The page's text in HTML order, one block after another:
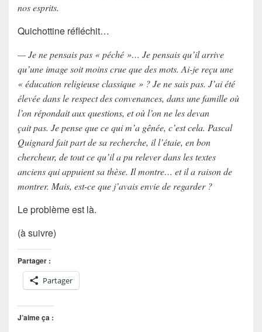
nos esprits.
Quichottine réfléchit…
— Je ne pensais pas « péché »… Je pensais qu’il arrive
qu’une image soit moins crue que des mots. Ai-je reçu une
« éducation religieuse classique » ? Je ne sais pas. J’ai été
élevée dans le respect des convenances, dans une famille où
l’on répondait aux questions, et où l’on ne les devan
çait pas. Je pense que ce qui m’a gênée, c’est cela. Pascal
Quignard fait part de sa recherche, il l’étaie, en bon
chercheur, de tout ce qu’il a pu relever dans les textes
anciens qui appuient sa thèse. Il montre… et il a raison de
montrer. Mais, est-ce que j’avais envie de regarder ?
Le problème est là.
(à suivre)
Partager :
Partager
J’aime ça :